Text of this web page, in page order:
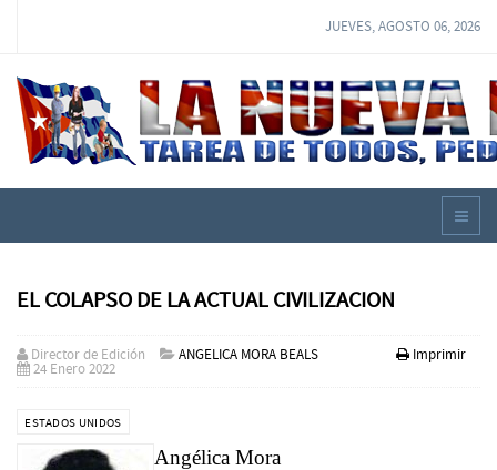
JUEVES, AGOSTO 06, 2026
EL COLAPSO DE LA ACTUAL CIVILIZACION
Imprimir
Director de Edición ANGELICA MORA BEALS
24 Enero 2022
ESTADOS UNIDOS
Angélica Mora